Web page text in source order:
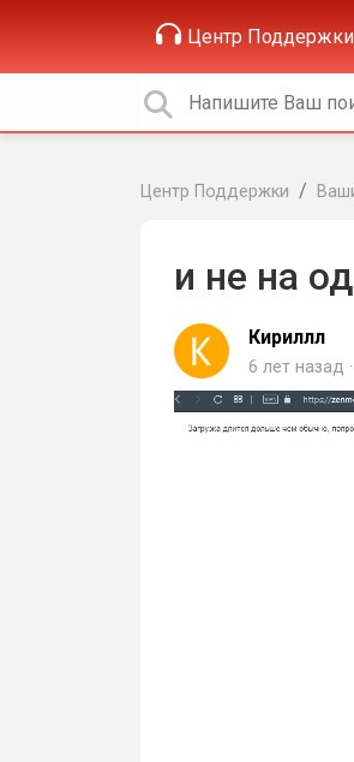
Центр Поддержки
Центр Поддержки
и не на
Кириллл
6 лет назад